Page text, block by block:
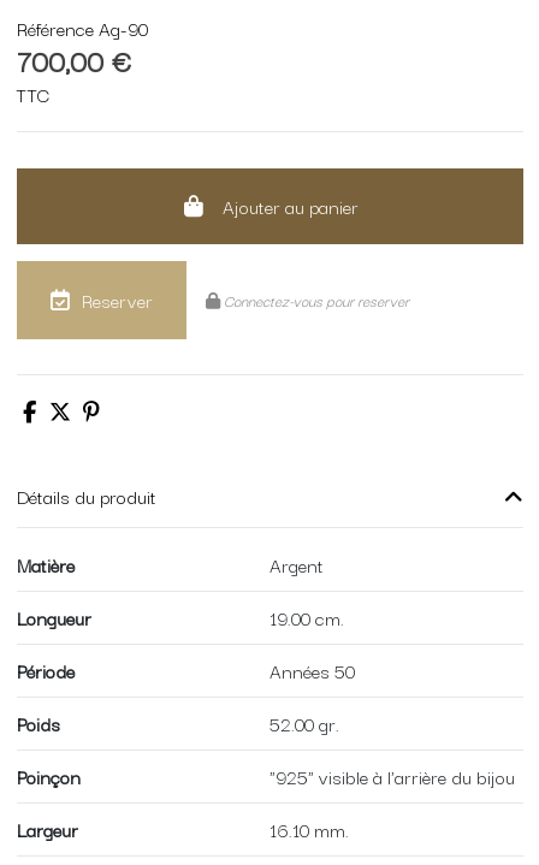
RéférenceAg-90
700,00 €
TTC
Ajouter au panier
Reserver Connectez-vous pour reserver
Détails du produit
Matière
Argent
Longueur
19.00 cm.
Période
Années 50
Poids
52.00 gr.
Poinçon
"925" visible à l'arrière du bijou
Largeur
16.10 mm.